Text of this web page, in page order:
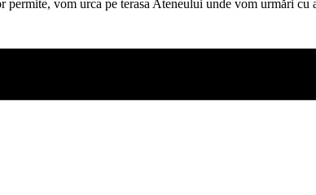
vom urca pe terasa Ateneului unde vom urmări